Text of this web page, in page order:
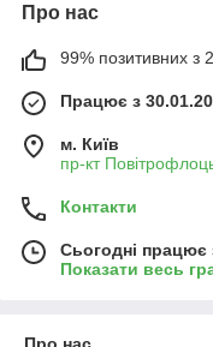
Про нас
99% позитивних з
Працює з
м. Київ
пр-кт
Контакти
Сьогодні працює
Показати весь